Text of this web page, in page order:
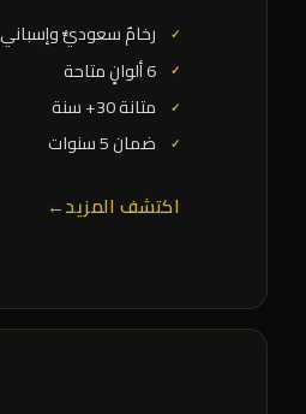
رخامٌ سعوديٌّ وإسباني
6 ألوانٍ متاحة
متانة 30+ سنة
ضمان 5 سنوات
اكتشف المزيد←